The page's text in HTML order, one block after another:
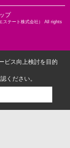
プ
ステート株式会社） All rights
ビス向上検討を目的
ください。